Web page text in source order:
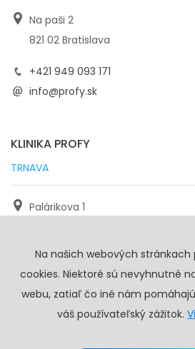
Na paši 2
821 02 Bratislava
+421 949 093 171
info@profy.sk
KLINIKA PROFY
TRNAVA
Palárikova 1
+421 905 117 923
info@profy.sk
Na našich webových
cookies. Niektoré sú nevyhnutné
webu, zatiaľ čo iné nám
váš používateľský zážitok.